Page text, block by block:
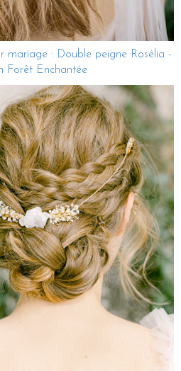
mariage : Double peigne Rosélia -
Forêt Enchantée